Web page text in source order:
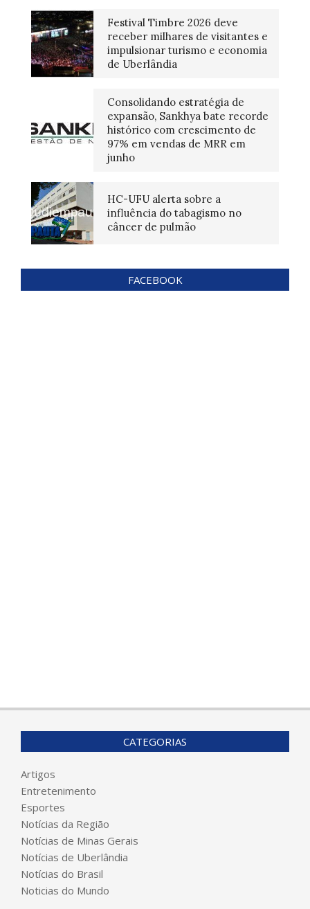
Festival Timbre 2026 deve
receber milhares de visitantes e
impulsionar turismo e economia
de Uberlândia
Consolidando estratégia de
expansão, Sankhya bate recorde
histórico com crescimento de
97% em vendas de MRR em
junho
HC-UFU alerta sobre a
influência do tabagismo no
câncer de pulmão
FACEBOOK
CATEGORIAS
Artigos
Entretenimento
Esportes
Notícias da Região
Notícias de Minas Gerais
Notícias de Uberlândia
Notícias do Brasil
Noticias do Mundo